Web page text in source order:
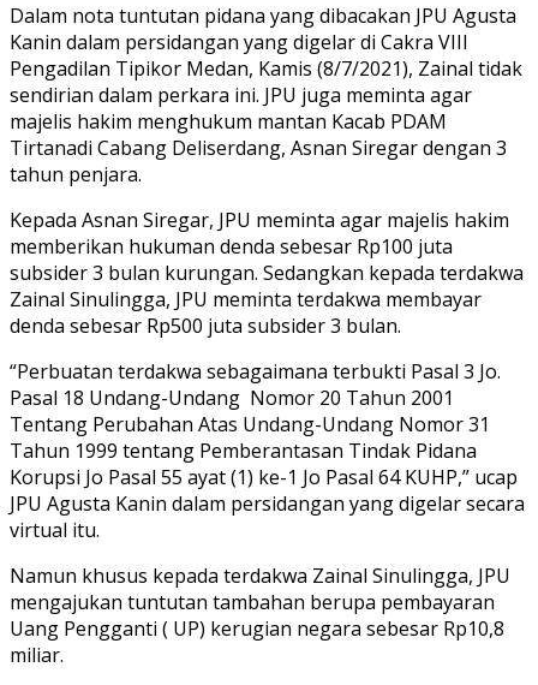
Dalam nota tuntutan pidana yang dibacakan JPU Agusta
Kanin dalam persidangan yang digelar di Cakra VIII
Pengadilan Tipikor Medan, Kamis (8/7/2021), Zainal tidak
sendirian dalam perkara ini. JPU juga meminta agar
majelis hakim menghukum mantan Kacab PDAM
Tirtanadi Cabang Deliserdang, Asnan Siregar dengan 3
tahun penjara.
Kepada Asnan Siregar, JPU meminta agar majelis hakim
memberikan hukuman denda sebesar Rp100 juta
subsider 3 bulan kurungan. Sedangkan kepada terdakwa
Zainal Sinulingga, JPU meminta terdakwa membayar
denda sebesar Rp500 juta subsider 3 bulan.
“Perbuatan terdakwa sebagaimana terbukti Pasal 3 Jo.
Pasal 18 Undang-Undang Nomor 20 Tahun 2001
Tentang Perubahan Atas Undang-Undang Nomor 31
Tahun 1999 tentang Pemberantasan Tindak Pidana
Korupsi Jo Pasal 55 ayat (1) ke-1 Jo Pasal 64 KUHP,” ucap
JPU Agusta Kanin dalam persidangan yang digelar secara
virtual itu.
Namun khusus kepada terdakwa Zainal Sinulingga, JPU
mengajukan tuntutan tambahan berupa pembayaran
Uang Pengganti ( UP) kerugian negara sebesar Rp10,8
miliar.